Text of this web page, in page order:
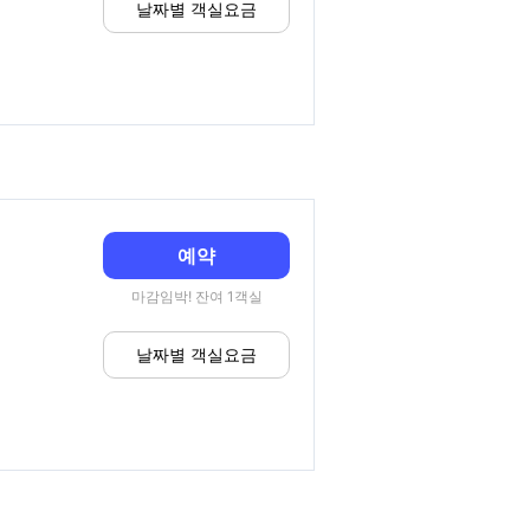
날짜별 객실요금
예약
마감임박! 잔여 1객실
날짜별 객실요금